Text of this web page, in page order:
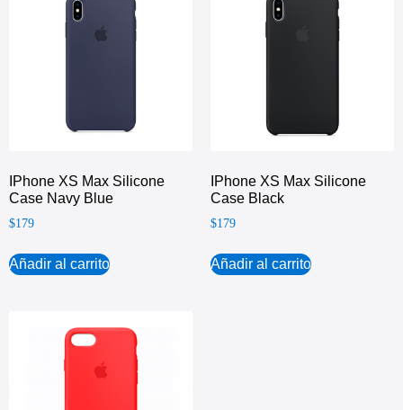
IPhone XS Max Silicone
Case Navy Blue
$179
Añadir al carrito
IPhone XS Max Silicone
Case Black
$179
Añadir al carrito